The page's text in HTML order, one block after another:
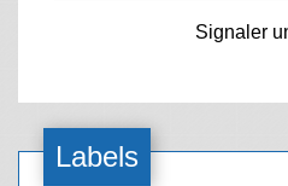
Signaler
Labels